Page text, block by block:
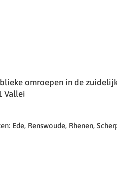
omroepen in de
Vallei
Ede, Renswoude, Rhenen,